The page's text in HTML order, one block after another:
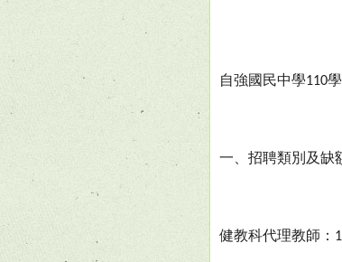
自強國民中學110
一、招聘類別及缺
健教科代理教師： 1